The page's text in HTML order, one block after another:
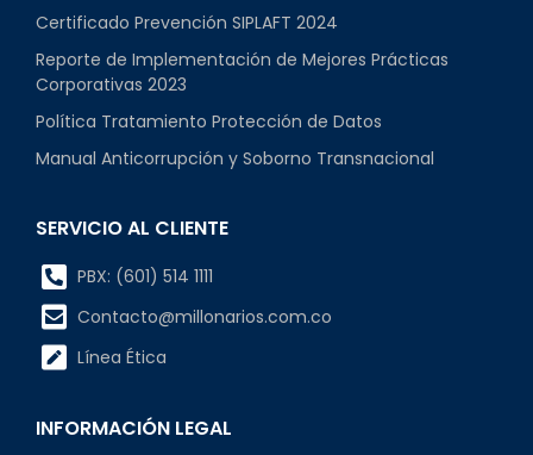
Certificado Prevención SIPLAFT 2024
Reporte de Implementación de Mejores Prácticas
Corporativas 2023
Política Tratamiento Protección de Datos
Manual Anticorrupción y Soborno Transnacional
SERVICIO AL CLIENTE
PBX: (601) 514 1111
Contacto@millonarios.com.co
Línea Ética
INFORMACIÓN LEGAL